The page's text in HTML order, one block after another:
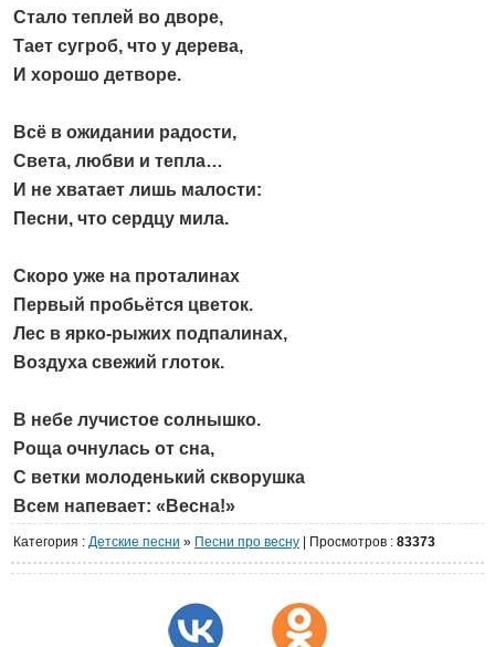
Стало теплей во дворе,
Тает сугроб, что у дерева,
И хорошо детворе.
Всё в ожидании радости,
Света, любви и тепла…
И не хватает лишь малости:
Песни, что сердцу мила.
Скоро уже на проталинах
Первый пробьётся цветок.
Лес в ярко-рыжих подпалинах,
Воздуха свежий глоток.
В небе лучистое солнышко.
Роща очнулась от сна,
С ветки молоденький скворушка
Всем напевает: «Весна!»
Категория : Детские песни » Песни про весну Просмотров : 83373